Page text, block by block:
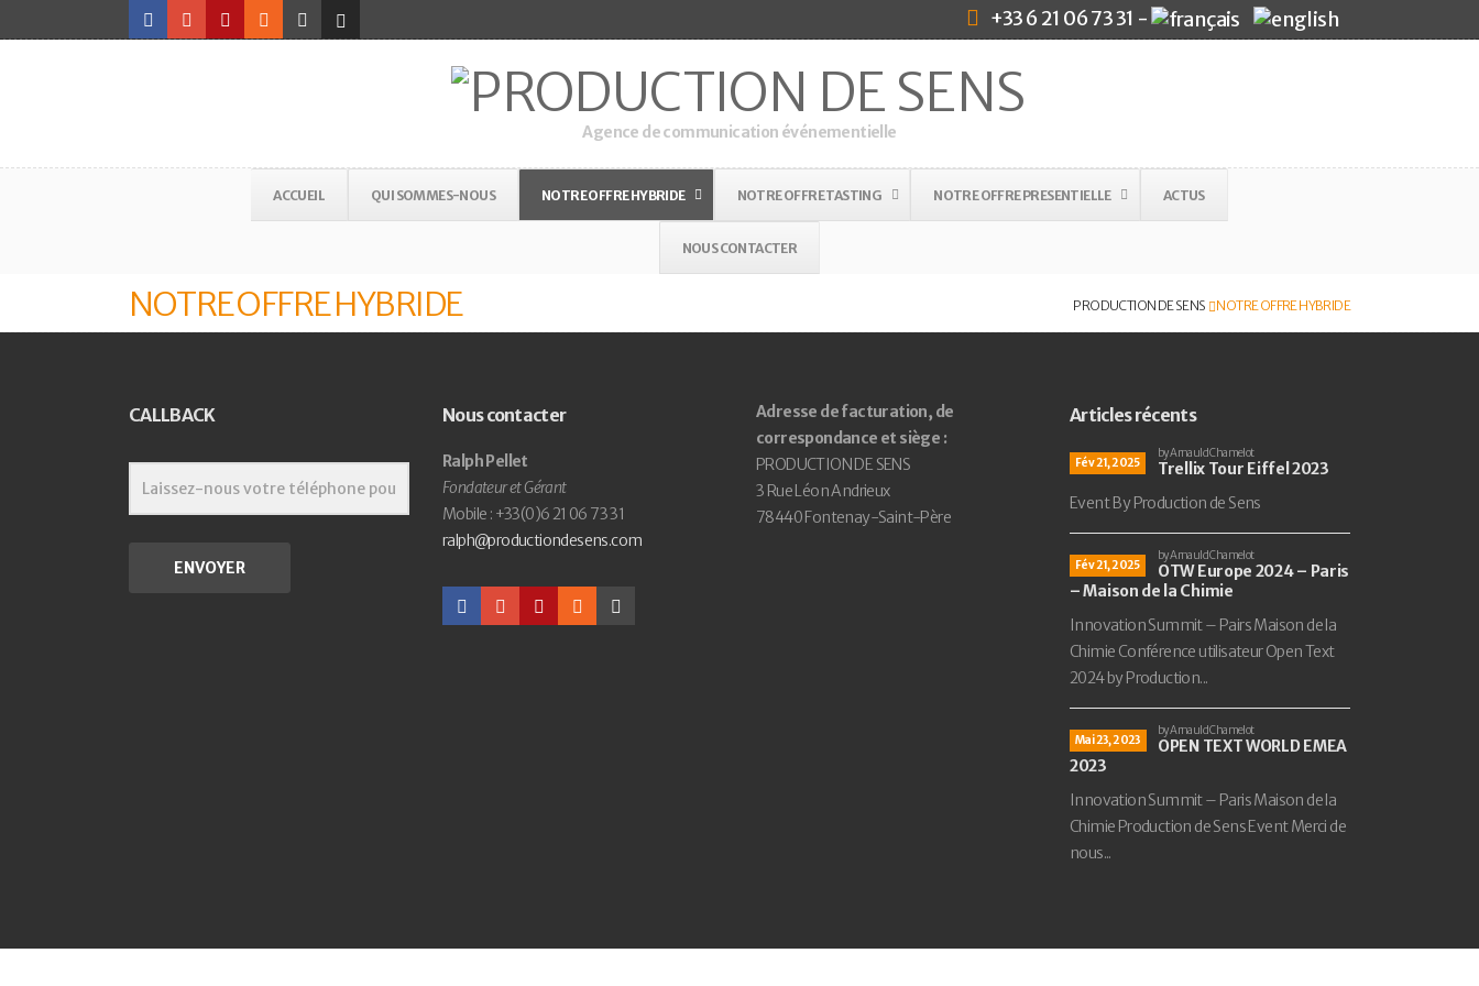
+33 6 21 06 73 31 -
Agence de communication événementielle
ACCUEIL QUI SOMMES-NOUS NOTRE OFFRE HYBRIDE NOTRE OFFRE TASTING NOTRE OFFRE PRESENTIELLE ACTUS
NOUS CONTACTER
NOTRE OFFRE HYBRIDE PRODUCTION DE SENS NOTRE OFFRE HYBRIDE
CALLBACK Nous contacter
Ralph Pellet
Fondateur et Gérant
Mobile : +33(0)6 21 06 73 31
ralph@productiondesens.com
Adresse de facturation, de
correspondance et siège :
PRODUCTION DE SENS
3 Rue Léon Andrieux
78440 Fontenay-Saint-Père
Articles récents
Fév 21, 2025
by Arnauld Chamelot
Trellix Tour Eiffel 2023
Event By Production de Sens
Fév 21, 2025
by Arnauld Chamelot
OTW Europe 2024 – Paris
– Maison de la Chimie
Innovation Summit – Pairs Maison de la
Chimie Conférence utilisateur Open Text
2024 by Production...
Mai 23, 2023
by Arnauld Chamelot
OPEN TEXT WORLD EMEA
2023
Innovation Summit – Paris Maison de la
Chimie Production de Sens Event Merci de
nous...